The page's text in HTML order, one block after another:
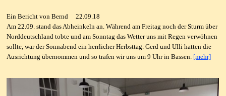
Ein Bericht von Bernd 22.09.18
Am 22.09. stand das Abheinkeln an. Während am Freitag noch der Sturm über
Norddeutschland tobte und am Sonntag das Wetter uns mit Regen verwöhnen
sollte, war der Sonnabend ein herrlicher Herbsttag. Gerd und Ulli hatten die
Ausrichtung übernommen und so trafen wir uns um 9 Uhr in Bassen. [mehr]